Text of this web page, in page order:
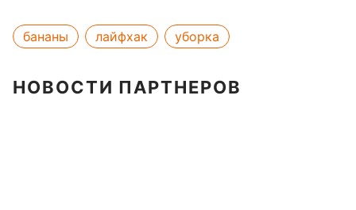
бананы лайфхак уборка
НОВОСТИ ПАРТНЕРОВ